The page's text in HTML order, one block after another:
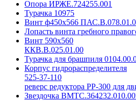
Опора ИРЖЕ.724255.001
Турачка 10975
Винт ф450х566
Лопасть винта гребного
Винт 590х560
ККВ.В.025.01.00
Турачка для брашпиля
Корпус гидрораспределителя
525-37-110
реверс редуктора РР-300 для
Звездочка